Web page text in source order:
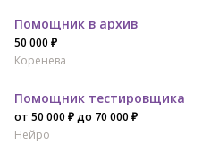
Помощник в архив
50 000 ₽
Коренева
Помощник тестировщика
от 50 000 ₽ до 70 000 ₽
Нейро